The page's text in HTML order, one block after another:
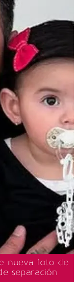
nueva foto de
separación